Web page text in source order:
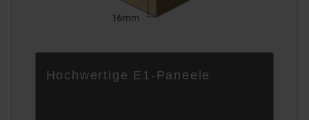
Hochwertige E1-Paneele